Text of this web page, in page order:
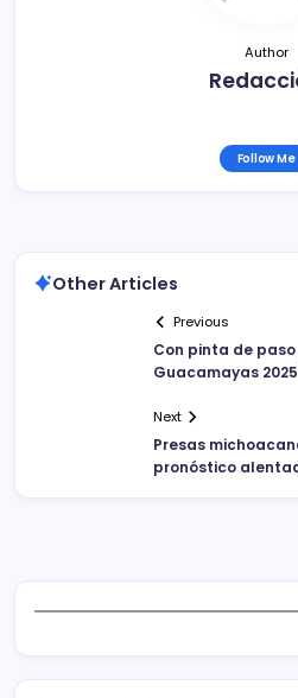
Author
Follow Me
Other Articles
Previous
Con pinta de
Guacamayas 2025
Next
Presas
pronóstico